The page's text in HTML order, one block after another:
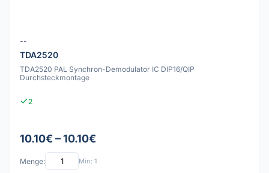
--
TDA2520
TDA2520 PAL Synchron-Demodulator IC DIP16/QIP
Durchsteckmontage
2
10.10€ – 10.10€
Menge: Min: 1